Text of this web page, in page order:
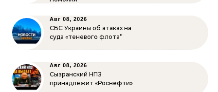
Авг 08, 2026
СБС Украины об атаках на
суда «теневого флота”
Авг 08, 2026
Сызранский НПЗ
принадлежит «Роснефти»